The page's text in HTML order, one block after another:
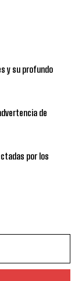
y su profundo
de
por los